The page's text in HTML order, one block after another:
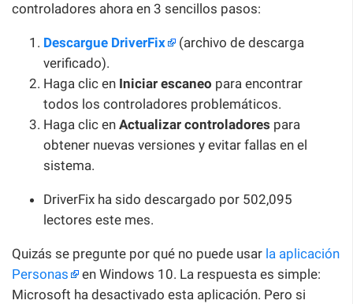
controladores ahora en 3 sencillos pasos:
Descargue DriverFix
(archivo de descarga
verificado).
Haga clic en Iniciar escaneo para encontrar
todos los controladores problemáticos.
Haga clic en Actualizar controladores para
obtener nuevas versiones y evitar fallas en el
sistema.
DriverFix ha sido descargado por 502,095
lectores este mes.
Quizás se pregunte por qué no puede usar la aplicación
Personas
en Windows 10. La respuesta es simple:
Microsoft ha desactivado esta aplicación. Pero si